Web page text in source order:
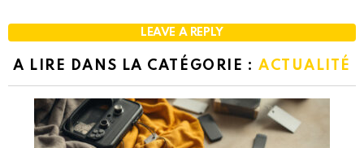
LEAVE A REPLY
A LIRE DANS LA CATÉGORIE : ACTUALITÉ